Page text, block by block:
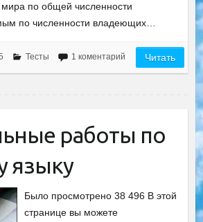
мира по общей численности
по численности владеющих…
Тесты 1 коментарий Читать
работы по
языку
Было просмотрено 38 496 В этой
странице вы можете